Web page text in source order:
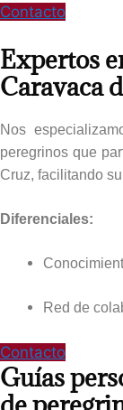
Contacto
Expertos
Caravaca
Nos
peregrinos que
Cruz, facilitando
Diferenciales:
Red de
Contacto
Guías